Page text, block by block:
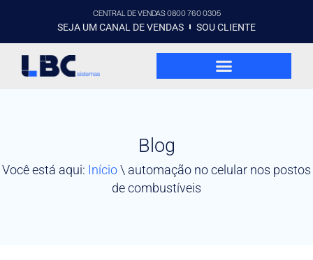
CENTRAL DE VENDAS 0800 760 0305
SEJA UM CANAL DE VENDAS SOU CLIENTE
Blog
Você está aqui: Início\ automação no celular nos postos
de combustíveis